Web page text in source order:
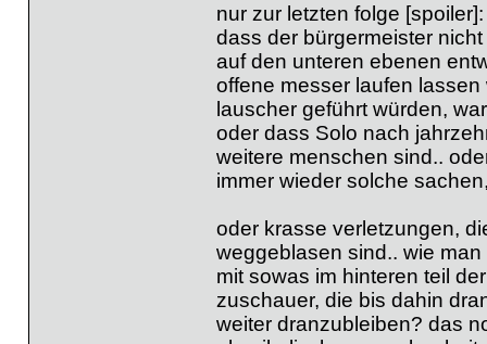
nur zur letzten folge [spoiler]:
dass der bürgermeister
auf den unteren ebenen
offene messer laufen
lauscher geführt würden,
oder dass Solo nach
weitere menschen sind..
immer wieder solche
oder krasse verletzungen,
weggeblasen sind.. wie
mit sowas im hinteren teil
zuschauer, die bis dahin
weiter dranzubleiben? das